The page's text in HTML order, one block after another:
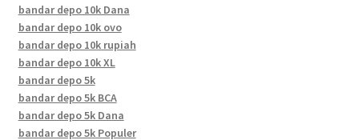
bandar depo 10k Dana
bandar depo 10k ovo
bandar depo 10k rupiah
bandar depo 10k XL
bandar depo 5k
bandar depo 5k BCA
bandar depo 5k Dana
bandar depo 5k Populer